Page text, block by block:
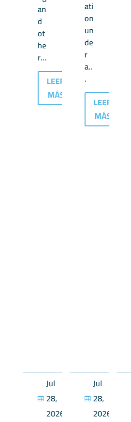
an
d
ot
he
r...
LEER
MÁS

Jul
28,
2026
ati
on
un
de
r
a..
.
LEER
MÁS

Jul
28,
2026